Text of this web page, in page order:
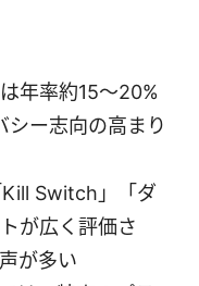
年率約15〜20%
シー志向の高まり
Switch」「ダ
が広く評価さ
が多い